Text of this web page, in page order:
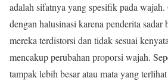
adalah sifatnya yang spesifik pada
dengan halusinasi karena penderita sadar
mereka terdistorsi dan tidak sesuai
mencakup perubahan proporsi wajah.
tampak lebih besar atau mata yang